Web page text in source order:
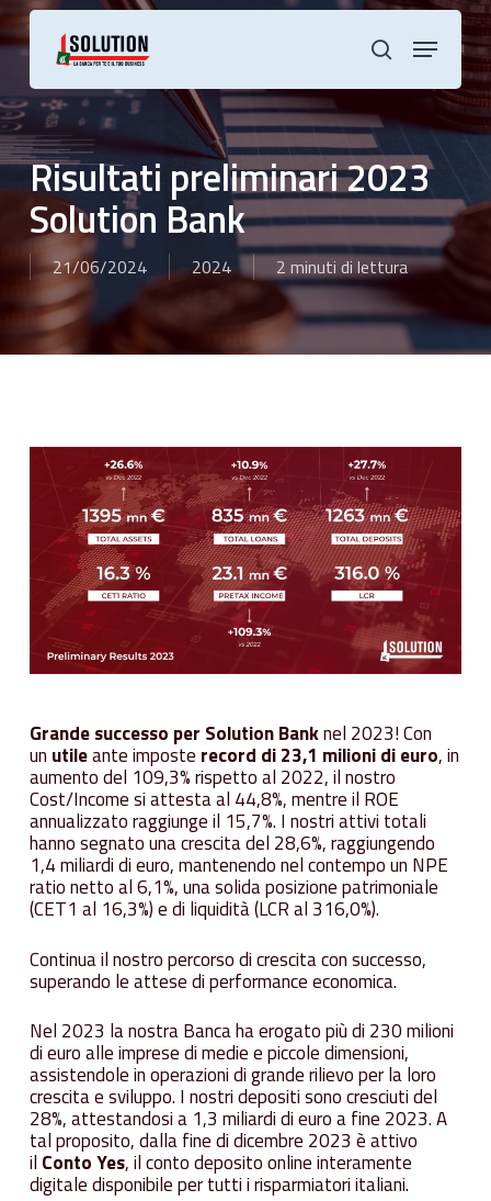
Skip
to
main cerca
Menu
Risultati preliminari 2023
Solution Bank
21/06/2024 2024 2 minuti di lettura
Grande successo per Solution Banknel 2023! Con
un utileante imposte record di 23,1 milioni di euro, in
aumento del 109,3% rispetto al 2022, il nostro
Cost/Income si attesta al 44,8%, mentre il ROE
annualizzato raggiunge il 15,7%. I nostri attivi totali
hanno segnato una crescita del 28,6%, raggiungendo
1,4 miliardi di euro, mantenendo nel contempo un NPE
ratio netto al 6,1%, una solida posizione patrimoniale
(CET1 al 16,3%) e di liquidità (LCR al 316,0%).
Continua il nostro percorso di crescita con successo,
superando le attese di performance economica.
Nel 2023 la nostra Banca ha erogato più di 230 milioni
di euro alle imprese di medie e piccole dimensioni,
assistendole in operazioni di grande rilievo per la loro
crescita e sviluppo. I nostri depositi sono cresciuti del
28%, attestandosi a 1,3 miliardi di euro a fine 2023. A
tal proposito, dalla fine di dicembre 2023 è attivo
il Conto Yes, il conto deposito online interamente
digitale disponibile per tutti i risparmiatori italiani.